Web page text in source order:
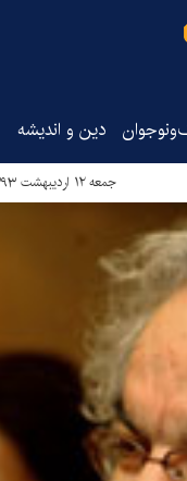
دین و اندیشه
جمعه ۱۲ اردیبهشت ۱۳۹۳ - ۱۷:۲۹